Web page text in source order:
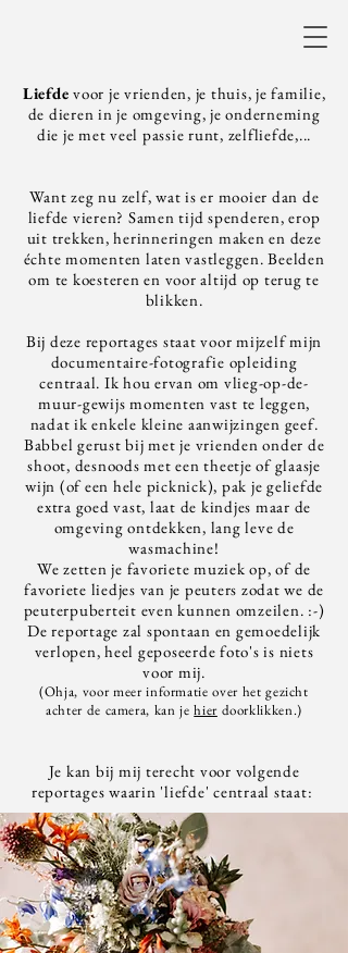
Liefde voor je vrienden, je thuis, je familie,
de dieren in je omgeving, je onderneming
die je met veel passie runt, zelfliefde,...
Want zeg nu zelf, wat is er mooier dan de
liefde vieren? Samen tijd spenderen, erop
uit trekken, herinneringen maken en deze
échte momenten laten vastleggen. Beelden
om te koesteren en voor altijd op terug te
blikken.
Bij deze reportages staat voor mijzelf mijn
documentaire-fotografie opleiding
centraal. Ik hou ervan om vlieg-op-de-
muur-gewijs momenten vast te leggen,
nadat ik enkele kleine aanwijzingen geef.
Babbel gerust bij met je vrienden onder de
shoot, desnoods met een theetje of glaasje
wijn (of een hele picknick), pak je geliefde
extra goed vast, laat de kindjes maar de
omgeving ontdekken, lang leve de
wasmachine!
We zetten je favoriete muziek op, of de
favoriete liedjes van je peuters zodat we de
peuterpuberteit even kunnen omzeilen. :-)
De reportage zal spontaan en gemoedelijk
verlopen, heel geposeerde foto's is niets
voor mij.
(Ohja, voor meer informatie over het gezicht
achter de camera, kan jehierdoorklikken.)
Je kan bij mij terecht voor volgende
reportages waarin 'liefde' centraal staat: